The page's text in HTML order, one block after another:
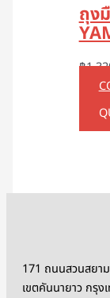
ถุง
฿
171 ถนนสวนสยา
เขตคันนายาว กรุง